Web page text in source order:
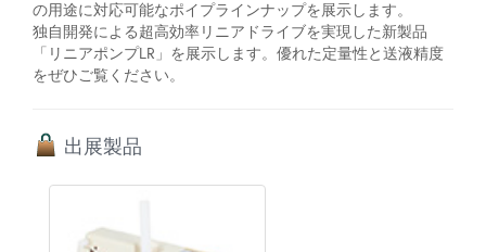
の用途に対応可能なポイプラインナップを展示します。
独自開発による超高効率リニアドライブを実現した新製品
「リニアポンプLR」を展示します。優れた定量性と送液精度
をぜひご覧ください。
出展製品